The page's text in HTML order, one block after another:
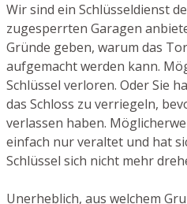
Wir sind ein Schlüsseldienst
zugesperrten Garagen
Gründe geben, warum das
aufgemacht werden kann.
Schlüssel verloren. Oder Sie
das Schloss zu verriegeln,
verlassen haben.
einfach nur veraltet und hat
Schlüssel sich nicht mehr
Unerheblich, aus welchem